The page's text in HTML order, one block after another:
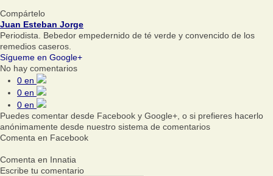
Compártelo
Juan Esteban Jorge
Periodista. Bebedor empedernido de té verde y convencido de los
remedios caseros.
Sígueme en Google+
No hay comentarios
0 en
0 en
0 en
Puedes comentar desde Facebook y Google+, o si prefieres hacerlo
anónimamente desde nuestro sistema de comentarios
Comenta en Facebook
Comenta en Innatia
Escribe tu comentario